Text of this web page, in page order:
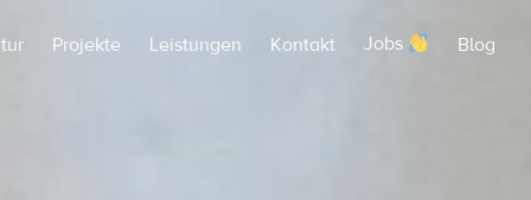
Projekte Leistungen Kontakt Jobs Blog